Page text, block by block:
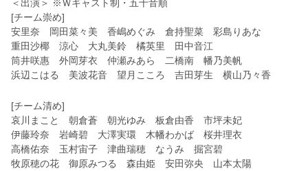
＜出演＞ ※Ｗキャスト制・五十音順
[チーム崇め]
安里奈 岡田菜々美 香嶋めぐみ 倉持聖菜 彩島りあな
重田沙椰 涼心 大丸美鈴 橘英里 田中音江
筒井咲惠 外岡芽衣 仲瀬みあら 二橋南 幡乃美帆
浜辺こはる 美波花音 望月こころ 吉田芽生 横山乃々香
[チーム清め]
哀川まこと 朝倉蒼 朝光ゆみ 板倉由香 市坪未妃
伊藤玲奈 岩崎碧 大澤実環 木幡わかば 桜井理衣
高橋佑奈 玉村宙子 津曲瑞穂 なうみ 掘宮碧
牧原穂の花 御原みつる 森由姫 安田弥央 山本太陽